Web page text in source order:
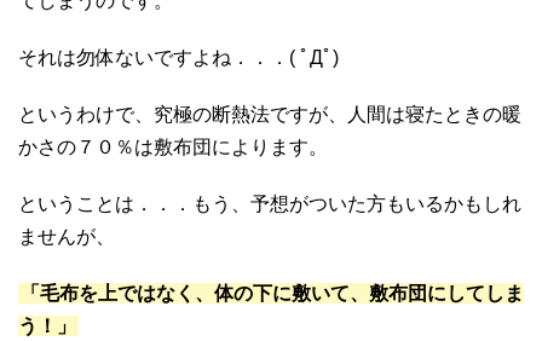
それは勿体ないですよね．．．( ﾟДﾟ)
というわけで、究極の断熱法ですが、人間は寝たときの暖
かさの７０％は敷布団によります。
ということは．．．もう、予想がついた方もいるかもしれ
ませんが、
「毛布を上ではなく、体の下に敷いて、敷布団にしてしま
う！」